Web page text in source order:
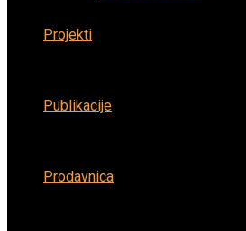
Projekti
Publikacije
Prodavnica